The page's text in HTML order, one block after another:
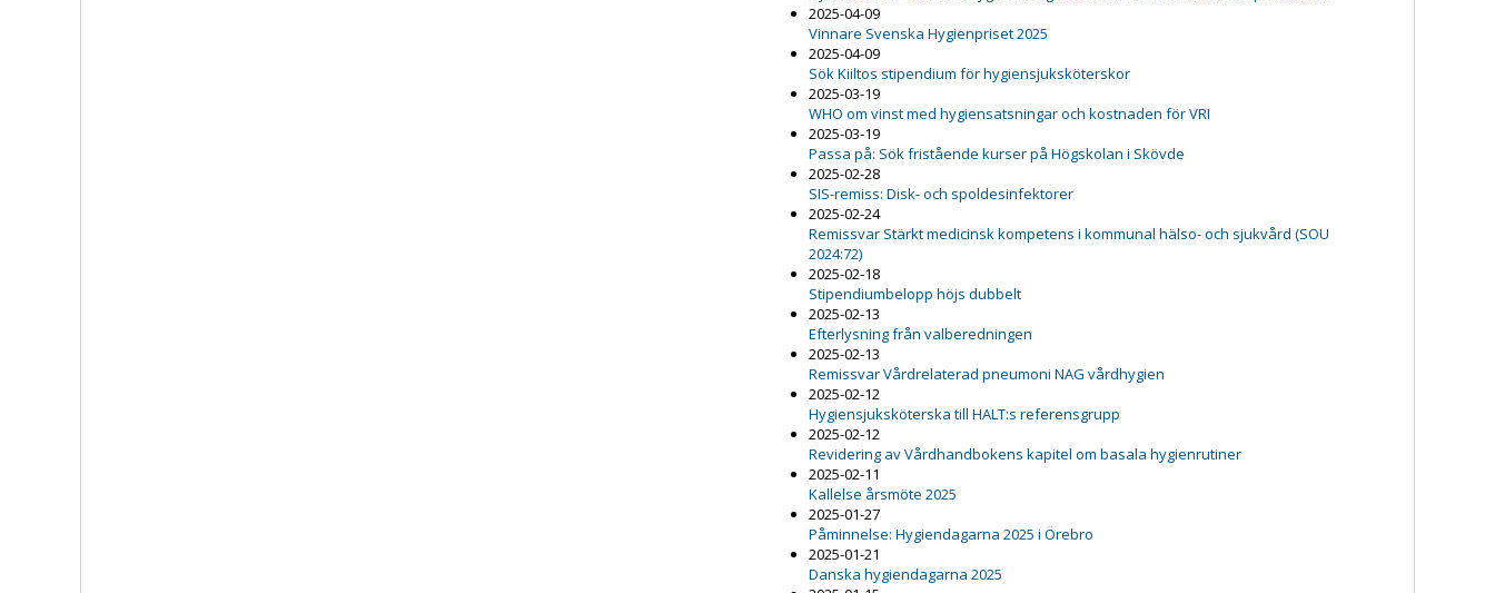
2025-04-09
Vinnare Svenska Hygienpriset 2025
2025-04-09
Sök Kiiltos stipendium för hygiensjuksköterskor
2025-03-19
WHO om vinst med hygiensatsningar och kostnaden för VRI
2025-03-19
Passa på: Sök fristående kurser på Högskolan i Skövde
2025-02-28
SIS-remiss: Disk- och spoldesinfektorer
2025-02-24
Remissvar Stärkt medicinsk kompetens i kommunal hälso- och sjukvård (SOU
2024:72)
2025-02-18
Stipendiumbelopp höjs dubbelt
2025-02-13
Efterlysning från valberedningen
2025-02-13
Remissvar Vårdrelaterad pneumoni NAG vårdhygien
2025-02-12
Hygiensjuksköterska till HALT:s referensgrupp
2025-02-12
Revidering av Vårdhandbokens kapitel om basala hygienrutiner
2025-02-11
Kallelse årsmöte 2025
2025-01-27
Påminnelse: Hygiendagarna 2025 i Örebro
2025-01-21
Danska hygiendagarna 2025